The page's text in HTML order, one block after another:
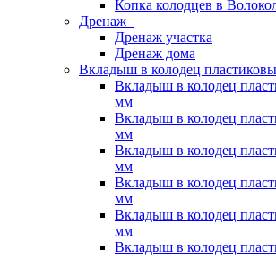
Копка колодцев в
Дренаж
Дренаж участка
Дренаж дома
Вкладыш в колодец
Вкладыш в колодец
мм
Вкладыш в колодец
мм
Вкладыш в колодец
мм
Вкладыш в колодец
мм
Вкладыш в колодец
мм
Вкладыш в колодец